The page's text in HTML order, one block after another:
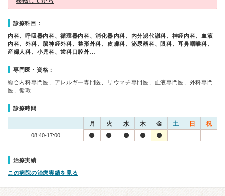
診療科目：
内科、呼吸器内科、循環器内科、消化器内科、内分泌代謝科、神経内科、血液
内科、外科、脳神経外科、整形外科、皮膚科、泌尿器科、眼科、耳鼻咽喉科、
産婦人科、小児科、歯科口腔外…
専門医・資格：
総合内科専門医、アレルギー専門医、リウマチ専門医、血液専門医、外科専門
医、循環…
診療時間
月 火 水 木 金 土 日 祝
08:40-17:00
治療実績
この病院の治療実績を見る